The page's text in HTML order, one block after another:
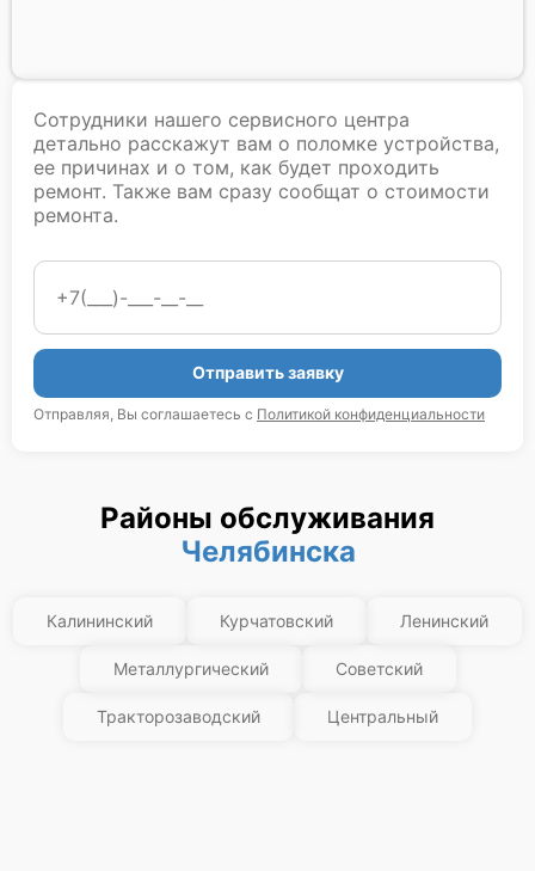
Сотрудники нашего сервисного центра
детально расскажут вам о поломке устройства,
ее причинах и о том, как будет проходить
ремонт. Также вам сразу сообщат о стоимости
ремонта.
Отправить заявку
Отправляя, Вы соглашаетесь с Политикой конфиденциальности
Районы обслуживания
Челябинска
Калининский Курчатовский Ленинский
Металлургический Советский
Тракторозаводский Центральный